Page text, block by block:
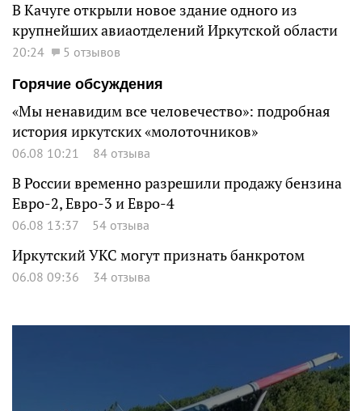
В Качуге открыли новое здание одного из
крупнейших авиаотделений Иркутской области
20:24
5 отзывов
Горячие обсуждения
«Мы ненавидим все человечество»: подробная
история иркутских «молоточников»
06.08 10:21 84 отзыва
В России временно разрешили продажу бензина
Евро-2, Евро-3 и Евро-4
06.08 13:37 54 отзыва
Иркутский УКС могут признать банкротом
06.08 09:36 34 отзыва